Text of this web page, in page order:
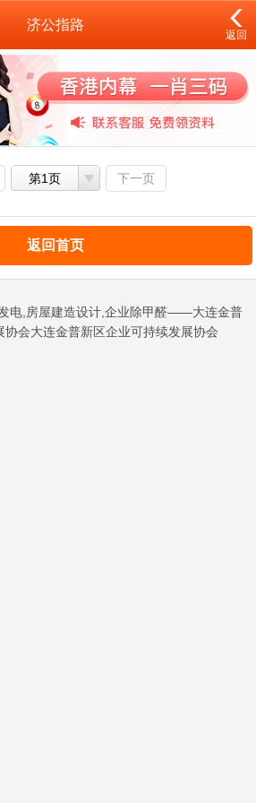
济公指路
返回
第1页 下一页
返回首页
电,房屋建造设计,企业除甲醛——大连金普
协会大连金普新区企业可持续发展协会